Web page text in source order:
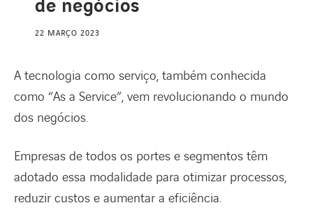
CARREIRAS
de negócios
22 MARÇO 2023
A tecnologia como serviço, também conhecida
como “As a Service”, vem revolucionando o mundo
dos negócios.
Empresas de todos os portes e segmentos têm
adotado essa modalidade para otimizar processos,
reduzir custos e aumentar a eficiência.